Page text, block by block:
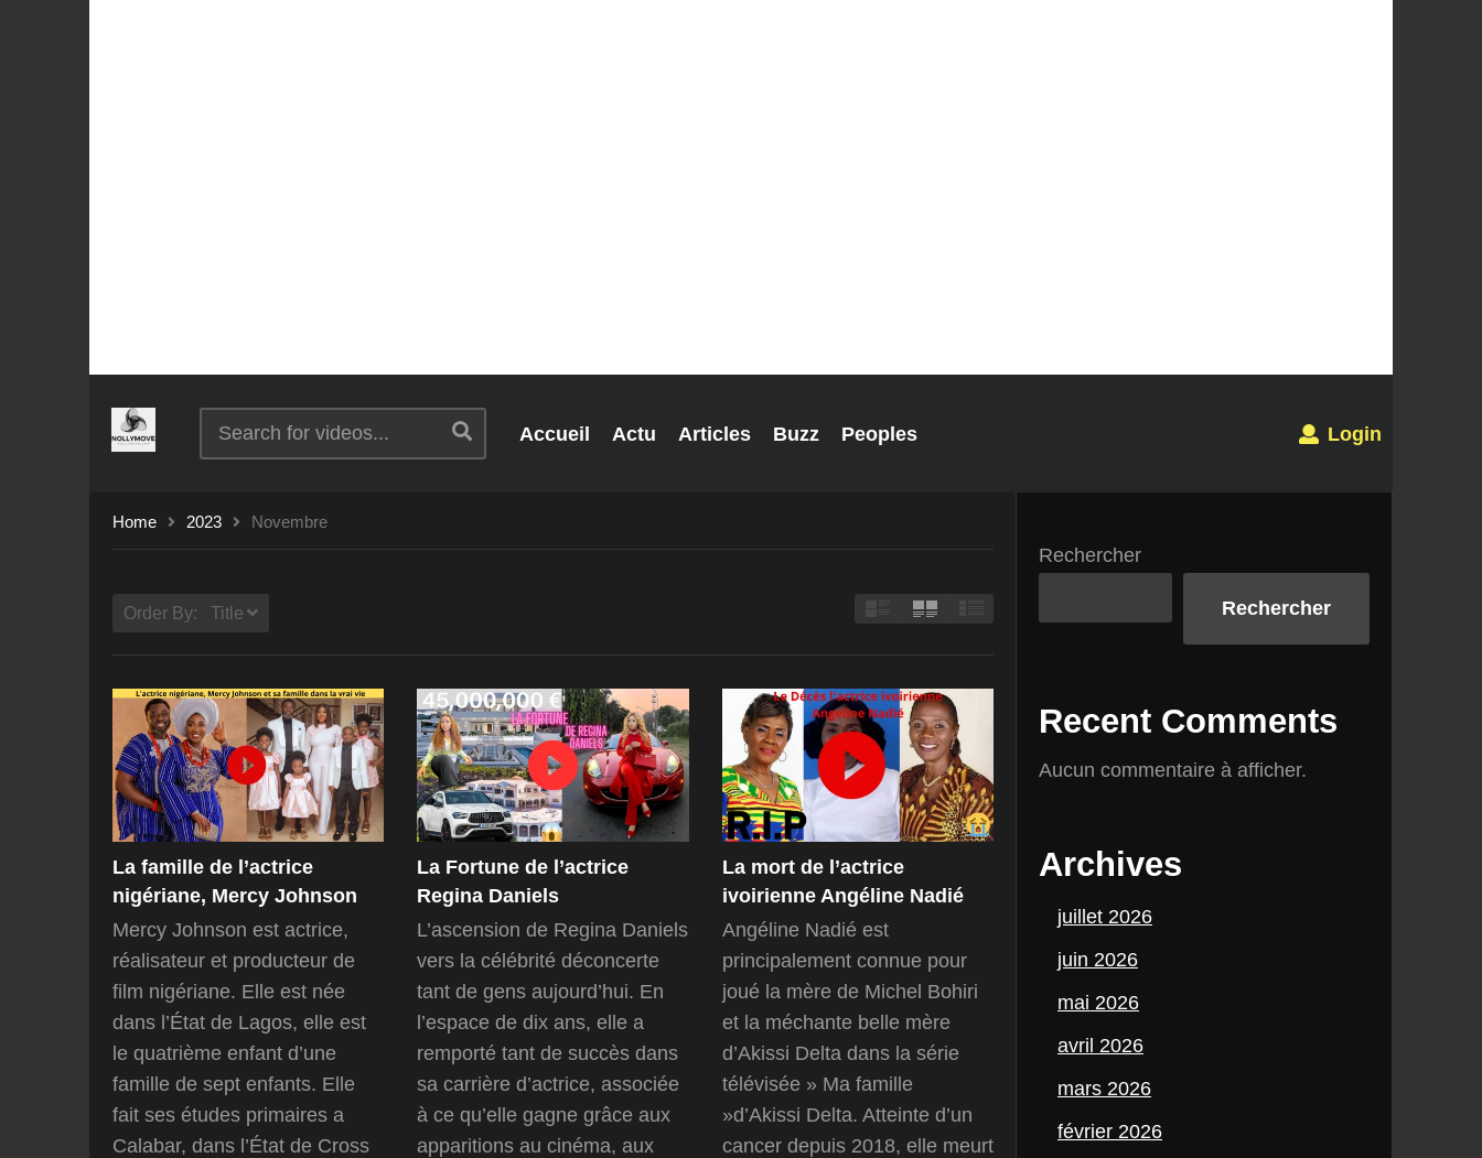
Login
Accueil Actu Articles Buzz Peoples
Home 2023 Novembre
Order By: Title
La famille de l’actrice
nigériane, Mercy Johnson
Mercy Johnson est actrice,
réalisateur et producteur de
film nigériane. Elle est née
dans l’État de Lagos, elle est
le quatrième enfant d’une
famille de sept enfants. Elle
fait ses études primaires a
Calabar, dans l’État de Cross
La Fortune de l’actrice
Regina Daniels
L’ascension de Regina Daniels
vers la célébrité déconcerte
tant de gens aujourd’hui. En
l’espace de dix ans, elle a
remporté tant de succès dans
sa carrière d’actrice, associée
à ce qu’elle gagne grâce aux
apparitions au cinéma, aux
La mort de l’actrice
ivoirienne Angéline Nadié
Angéline Nadié est
principalement connue pour
joué la mère de Michel Bohiri
et la méchante belle mère
d’Akissi Delta dans la série
télévisée » Ma famille
»d’Akissi Delta. Atteinte d’un
cancer depuis 2018, elle meurt
Rechercher
Rechercher
Recent Comments
Aucun commentaire à afficher.
Archives
juillet 2026
juin 2026
mai 2026
avril 2026
mars 2026
février 2026